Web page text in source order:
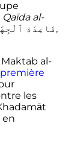
Qaïda al-
قَاعِدَة ,
al-
première
les
en